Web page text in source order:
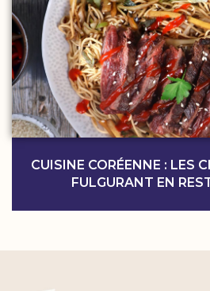
CUISINE CORÉENNE : LES
FULGURANT EN